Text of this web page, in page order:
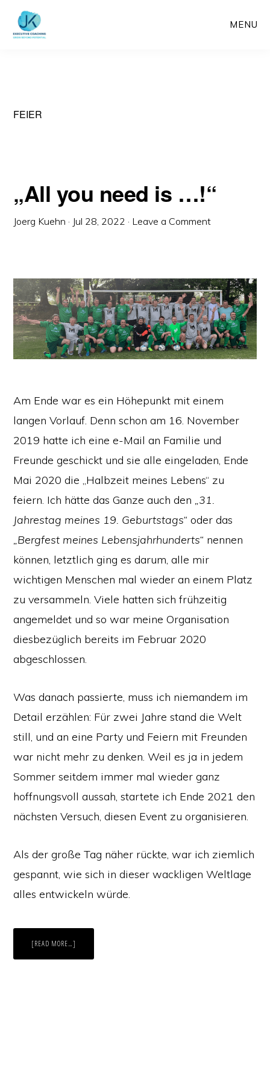
Skip
MENU
FEIER
„All you need is …!“
Joerg Kuehn · Jul 28, 2022 · Leave a Comment
Am Ende war es ein Höhepunkt mit einem
langen Vorlauf. Denn schon am 16. November
2019 hatte ich eine e-Mail an Familie und
Freunde geschickt und sie alle eingeladen, Ende
Mai 2020 die „Halbzeit meines Lebens“ zu
feiern. Ich hätte das Ganze auch den „31.
Jahrestag meines 19. Geburtstags“ oder das
„Bergfest meines Lebensjahrhunderts“ nennen
können, letztlich ging es darum, alle mir
wichtigen Menschen mal wieder an einem Platz
zu versammeln. Viele hatten sich frühzeitig
angemeldet und so war meine Organisation
diesbezüglich bereits im Februar 2020
abgeschlossen.
Was danach passierte, muss ich niemandem im
Detail erzählen: Für zwei Jahre stand die Welt
still, und an eine Party und Feiern mit Freunden
war nicht mehr zu denken. Weil es ja in jedem
Sommer seitdem immer mal wieder ganz
hoffnungsvoll aussah, startete ich Ende 2021 den
nächsten Versuch, diesen Event zu organisieren.
Als der große Tag näher rückte, war ich ziemlich
gespannt, wie sich in dieser wackligen Weltlage
alles entwickeln würde.
[READ MORE…]
YOU